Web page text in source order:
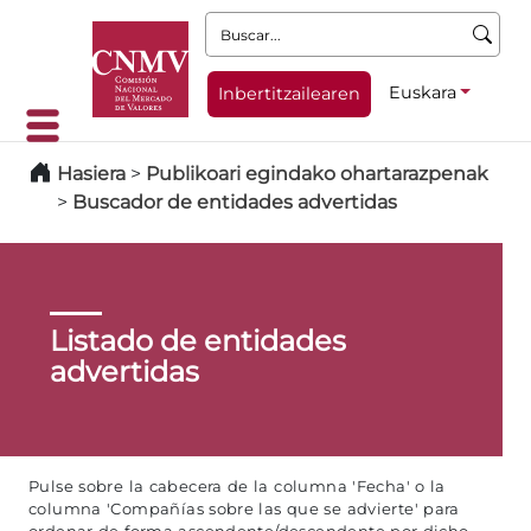
Buscar:
Inbertitzailearen Euskara
Hasiera > Publikoari egindako ohartarazpenak
> Buscador de entidades advertidas
Listado de entidades
advertidas
Pulse sobre la cabecera de la columna 'Fecha' o la
columna 'Compañías sobre las que se advierte' para